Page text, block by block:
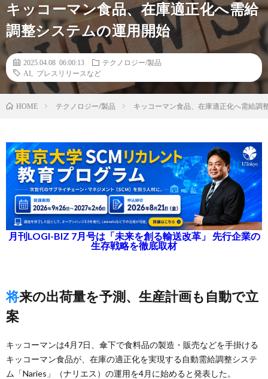
キッコーマン食品、在庫適正化へ需給
調整システムの運用開始
2025.04.08 06:00:13
テクノロジー/製品
AI
プレスリリースなど
HOME テクノロジー/製品 キッコーマン食品、在庫適正化へ需給調
月刊LOGI-BIZ 7月号は「未来を創る輸送改革」 先行企業の
生存戦略を徹底取材
将来の出荷量を予測、生産計画も自動で立
案
キッコーマンは4月7日、傘下で食料品の製造・販売などを手掛ける
キッコーマン食品が、在庫の適正化を実現する自動需給調整システ
ム「Naries」（ナリエス）の運用を4月に始めると発表した。